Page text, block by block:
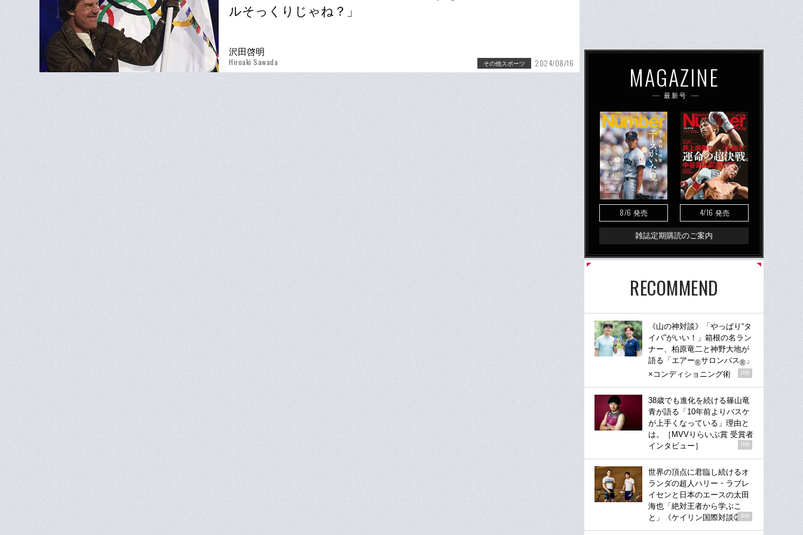
ルそっくりじゃね？」
沢田啓明
Hiroaki Sawada その他スポーツ 2024/08/16 MAGAZINE
最新号
8/6 発売 4/16 発売
雑誌定期購読のご案内
RECOMMEND
《山の神対談》「やっぱり“タ
イパ”がいい！」箱根の名ラン
ナー、柏原竜二と神野大地が
語る「エアー®サロンパス® 」
×コンディショニング術
PR
38歳でも進化を続ける篠山竜
青が語る「10年前よりバスケ
が上手くなっている」理由と
は。［MVVりらいぶ賞 受賞者
インタビュー］
PR
世界の頂点に君臨し続けるオ
ランダの超人ハリー・ラブレ
イセンと日本のエースの太田
海也「絶対王者から学ぶこ
と」《ケイリン国際対談②》
PR